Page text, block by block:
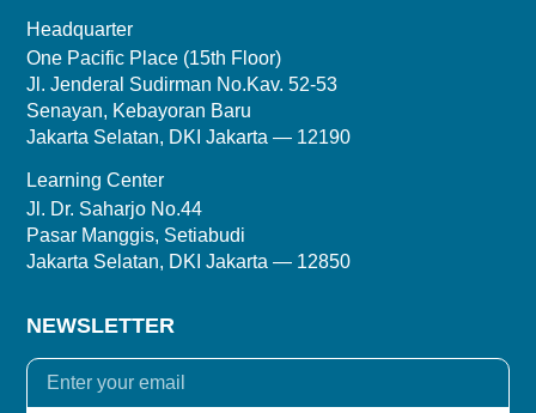
Headquarter
One Pacific Place (15th Floor)
Jl. Jenderal Sudirman No.Kav. 52-53
Senayan, Kebayoran Baru
Jakarta Selatan, DKI Jakarta — 12190
Learning Center
Jl. Dr. Saharjo No.44
Pasar Manggis, Setiabudi
Jakarta Selatan, DKI Jakarta — 12850
NEWSLETTER